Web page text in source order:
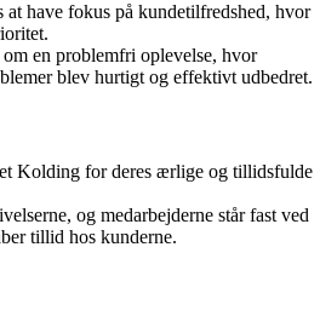
have fokus på kundetilfredshed, hvor
en problemfri oplevelse, hvor
blev hurtigt og effektivt udbedret.
Kolding for deres ærlige og tillidsfulde
og medarbejderne står fast ved
tillid hos kunderne.